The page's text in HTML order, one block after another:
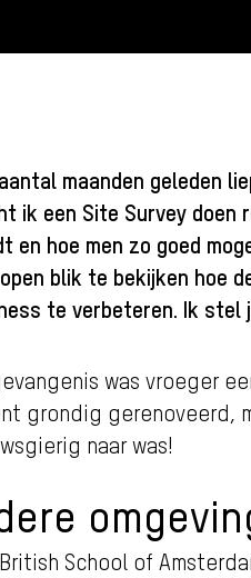
maanden geleden
ik een Site Survey doen
en hoe men zo goed
blik te bekijken hoe
te verbeteren. Ik stel
was vroeger
grondig gerenoveerd,
naar was!
School of